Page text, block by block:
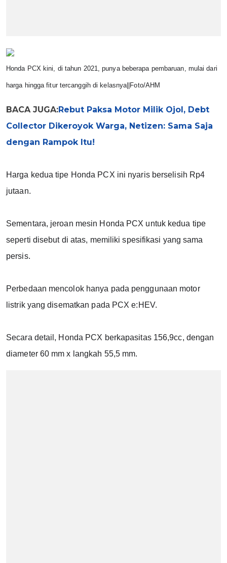
Honda PCX kini, di tahun 2021, punya beberapa pembaruan, mulai dari
harga hingga fitur tercanggih di kelasnya||Foto/AHM
BACA JUGA:Rebut Paksa Motor Milik Ojol, Debt
Collector Dikeroyok Warga, Netizen: Sama Saja
dengan Rampok Itu!
Harga kedua tipe Honda PCX ini nyaris berselisih Rp4
jutaan.
Sementara, jeroan mesin Honda PCX untuk kedua tipe
seperti disebut di atas, memiliki spesifikasi yang sama
persis.
Perbedaan mencolok hanya pada penggunaan motor
listrik yang disematkan pada PCX e:HEV.
Secara detail, Honda PCX berkapasitas 156,9cc, dengan
diameter 60 mm x langkah 55,5 mm.